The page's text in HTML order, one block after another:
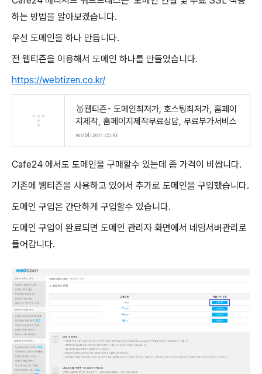
하는 방법을 알아보겠습니다.
우선 도메인을 하나 만듭니다.
전 웹티즌을 이용해서 도메인 하나를 만들었습니다.
https://webtizen.co.kr/
🥇웹티즌- 도메인최저가, 호스팅최저가, 홈페이
지제작, 홈페이지제작무료상담, 무료부가서비스
webtizen.co.kr
Cafe24 에서도 도메인을 구매할수 있는데 좀 가격이 비쌉니다.
기존에 웹티즌을 사용하고 있어서 추가로 도메인을 구입했습니다.
도메인 구입은 간단하게 구입할수 있습니다.
도메인 구입이 완료되면 도메인 관리자 화면에서 네임서버관리로
들어갑니다.